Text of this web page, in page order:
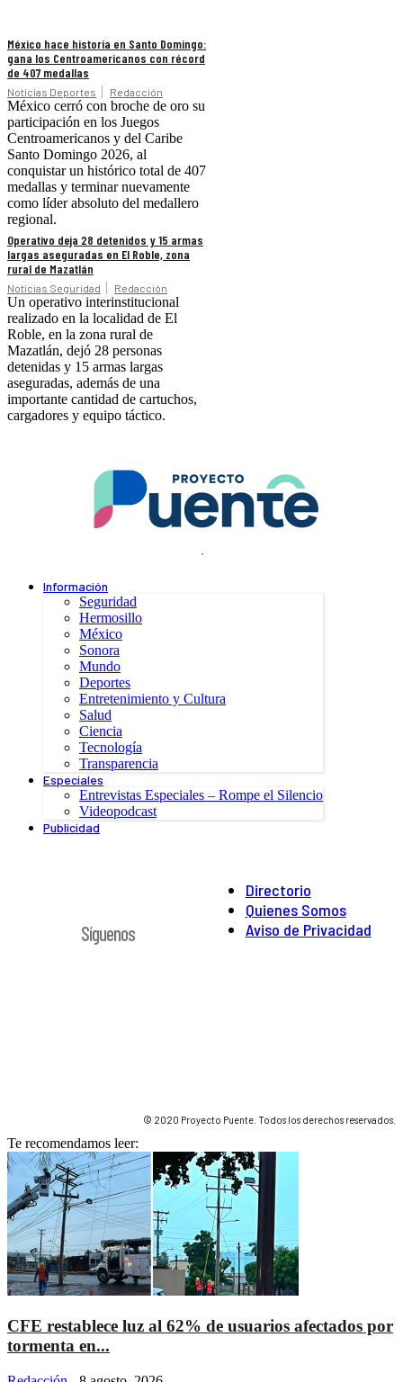
México hace historia en Santo Domingo:
gana los Centroamericanos con récord
de 407 medallas
Noticias Deportes Redacción
México cerró con broche de oro su
participación en los Juegos
Centroamericanos y del Caribe
Santo Domingo 2026, al
conquistar un histórico total de 407
medallas y terminar nuevamente
como líder absoluto del medallero
regional.
Operativo deja 28 detenidos y 15 armas
largas aseguradas en El Roble, zona
rural de Mazatlán
Noticias Seguridad Redacción
Un operativo interinstitucional
realizado en la localidad de El
Roble, en la zona rural de
Mazatlán, dejó 28 personas
detenidas y 15 armas largas
aseguradas, además de una
importante cantidad de cartuchos,
cargadores y equipo táctico.
.
Información
Seguridad
Hermosillo
México
Sonora
Mundo
Deportes
Entretenimiento y Cultura
Salud
Ciencia
Tecnología
Transparencia
Especiales
Entrevistas Especiales – Rompe el Silencio
Videopodcast
Publicidad
Directorio
Quienes Somos
Aviso de Privacidad
Síguenos
© 2020 Proyecto Puente. Todos los derechos reservados.
Te recomendamos leer:
CFE restablece luz al 62% de usuarios afectados por
tormenta en...